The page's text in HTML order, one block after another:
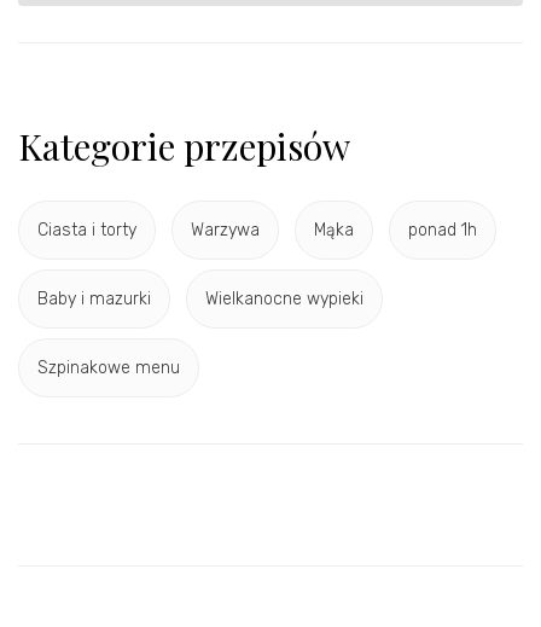
Kategorie przepisów
Ciasta i torty Warzywa Mąka ponad 1h
Baby i mazurki Wielkanocne wypieki
Szpinakowe menu